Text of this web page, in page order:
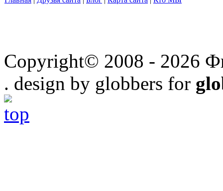
Copyright© 2008 - 2026
. design by globbers for